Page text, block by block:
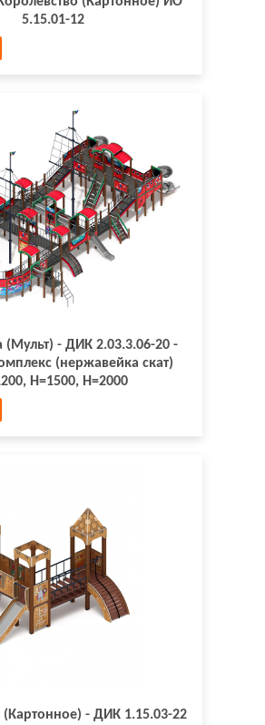
5.15.01-12
(Мульт) - ДИК 2.03.3.06-20 -
(нержавейка скат)
Н=1500, Н=2000
(Картонное) - ДИК 1.15.03-22